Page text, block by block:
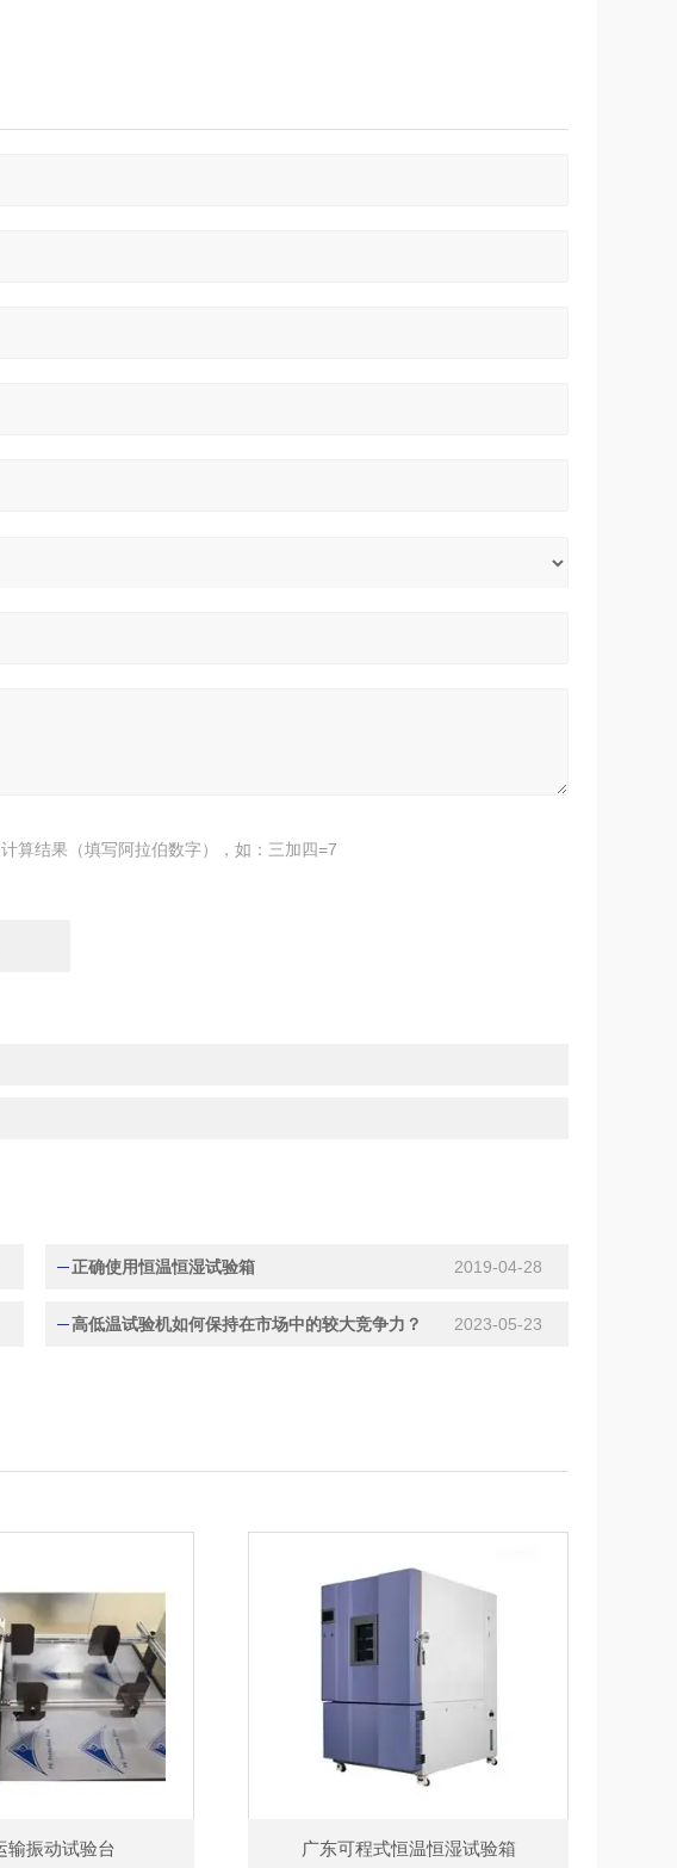
算结果（填写阿拉伯数字），如：三加四=7
正确使用恒温恒湿试验箱 2019-04-28
高低温试验机如何保持在市场中的较大竞争力？ 2023-05-23
输振动试验台 广东可程式恒温恒湿试验箱